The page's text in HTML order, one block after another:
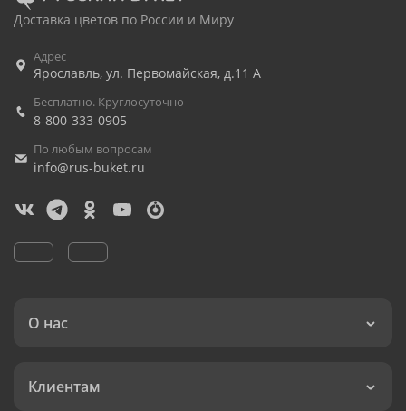
Доставка цветов по России и Миру
Адрес
Ярославль, ул. Первомайская, д.11 А
Бесплатно. Круглосуточно
8-800-333-0905
По любым вопросам
info@rus-buket.ru
О нас
Клиентам